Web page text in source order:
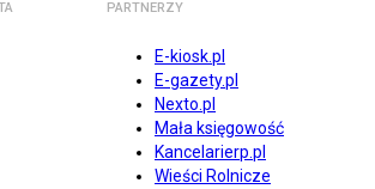
PARTNERZY
E-kiosk.pl
E-gazety.pl
Nexto.pl
Mała księgowość
Kancelarierp.pl
Wieści Rolnicze